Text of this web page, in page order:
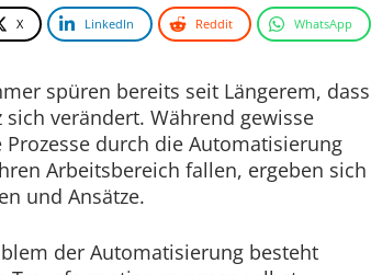
X LinkedIn Reddit WhatsApp
spüren bereits seit Längerem, dass
verändert. Während gewisse
durch die Automatisierung
Arbeitsbereich fallen, ergeben sich
und Ansätze.
der Automatisierung besteht